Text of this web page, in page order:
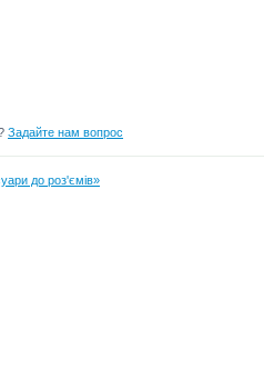
Задайте нам вопрос
до роз'ємів»